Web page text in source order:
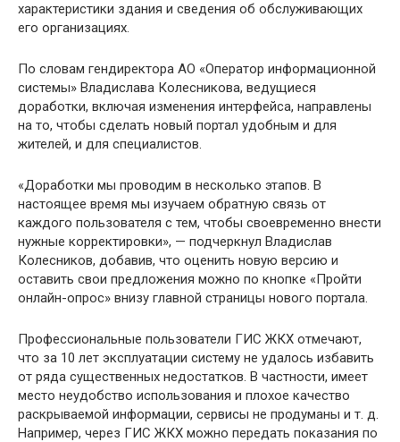
характеристики здания и сведения об обслуживающих
его организациях.
По словам гендиректора АО «Оператор информационной
системы» Владислава Колесникова, ведущиеся
доработки, включая изменения интерфейса, направлены
на то, чтобы сделать новый портал удобным и для
жителей, и для специалистов.
«Доработки мы проводим в несколько этапов. В
настоящее время мы изучаем обратную связь от
каждого пользователя с тем, чтобы своевременно внести
нужные корректировки», — подчеркнул Владислав
Колесников, добавив, что оценить новую версию и
оставить свои предложения можно по кнопке «Пройти
онлайн-опрос» внизу главной страницы нового портала.
Профессиональные пользователи ГИС ЖКХ отмечают,
что за 10 лет эксплуатации систему не удалось избавить
от ряда существенных недостатков. В частности, имеет
место неудобство использования и плохое качество
раскрываемой информации, сервисы не продуманы и т. д.
Например, через ГИС ЖКХ можно передать показания по